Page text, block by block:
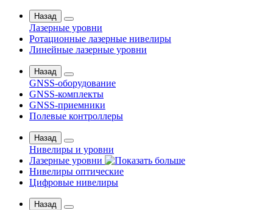
Назад
Лазерные уровни
Ротационные лазерные нивелиры
Линейные лазерные уровни
Назад
GNSS-оборудование
GNSS-комплекты
GNSS-приемники
Полевые контроллеры
Назад
Нивелиры и уровни
Лазерные уровни
Нивелиры оптические
Цифровые нивелиры
Назад